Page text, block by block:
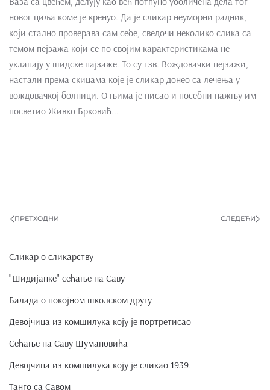
новог циља коме је кренуо. Да је сликар неуморни радник,
који стално проверава сам себе, сведочи неколико слика са
темом пејзажа који се по својим карактеристикама не
уклапају у шидске пајзаже. То су тзв. Вождовачки пејзажи,
настали према скицама које је сликар донео са лечења у
вождовачкој болници. О њима је писао и посебни пажњу им
посветио Живко Брковић...
ПРЕТХОДНИ СЛЕДЕЋИ
Сликар о сликарству
"Шидијанке" сећање на Саву
Балада о покојном школском другу
Девојчица из комшилука коју је портретисао
Сећање на Саву Шумановића
Девојчица из комшилука коју је сликао 1939.
Танго са Савом